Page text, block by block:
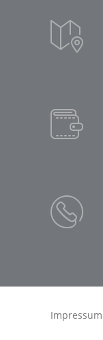
Impressum